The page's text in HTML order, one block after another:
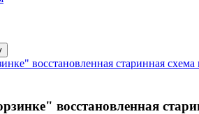
восстановленная